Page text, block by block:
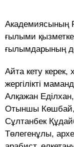
Академиясының
ғылыми
ғылымдарының
Айта кету
жергілікті
Алқажан
Отыншы Көшбай,
Сұлтанбек
Төлегенұлы,